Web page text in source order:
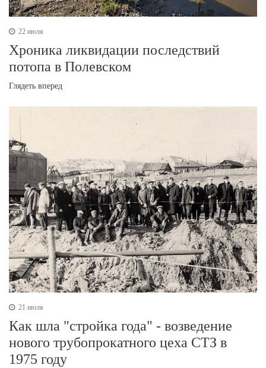
22 июля
Хроника ликвидации последствий
потопа в Полевском
Глядеть вперед
21 июля
Как шла "стройка года" - возведение
нового трубопрокатного цеха СТЗ в
1975 году